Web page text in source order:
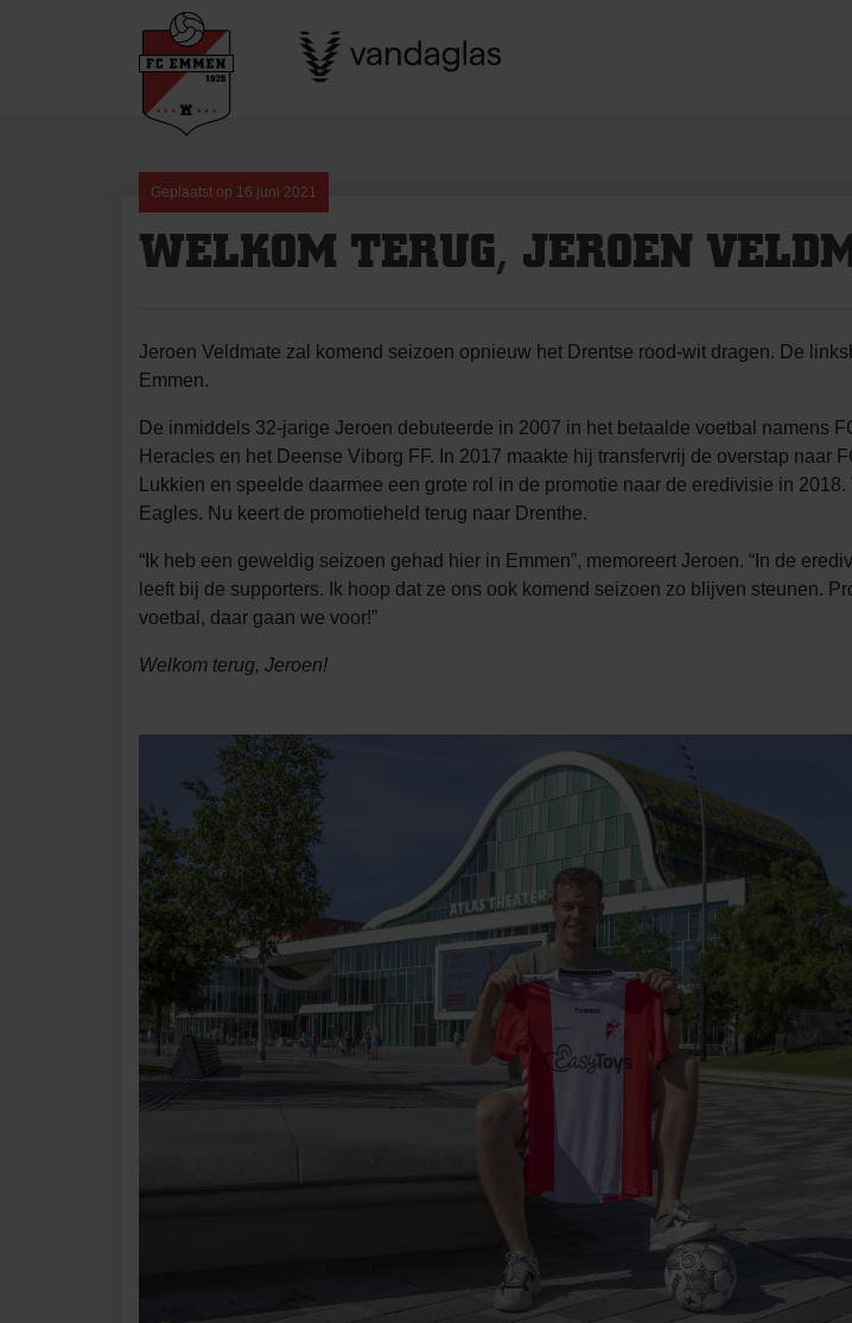
Geplaatst op 16 juni 2021
WELKOM TERUG, JEROEN
Jeroen Veldmate zal komend seizoen opnieuw het Drentse rood-wit dragen. De
Emmen.
De inmiddels 32-jarige Jeroen debuteerde in 2007 in het betaalde voetbal namens
Heracles en het Deense Viborg FF. In 2017 maakte hij transfervrij de overstap
Lukkien en speelde daarmee een grote rol in de promotie naar de eredivisie in
Eagles. Nu keert de promotieheld terug naar Drenthe.
“Ik heb een geweldig seizoen gehad hier in Emmen”, memoreert Jeroen. “In de
leeft bij de supporters. Ik hoop dat ze ons ook komend seizoen zo blijven steunen.
voetbal, daar gaan we voor!”
Welkom terug, Jeroen!